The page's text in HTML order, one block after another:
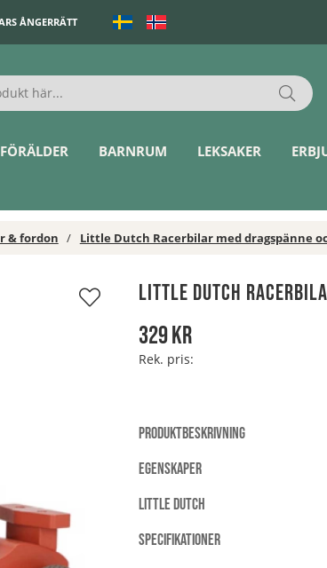
ÅNGERRÄTT
FÖRÄLDER BARNRUM LEKSAKER
& fordon Little Dutch Racerbilar med dragspänne
Little Dutch
329kr
Rek. pris:
PRODUKTBESKRIVNING
EGENSKAPER
LITTLE DUTCH
SPECIFIKATIONER